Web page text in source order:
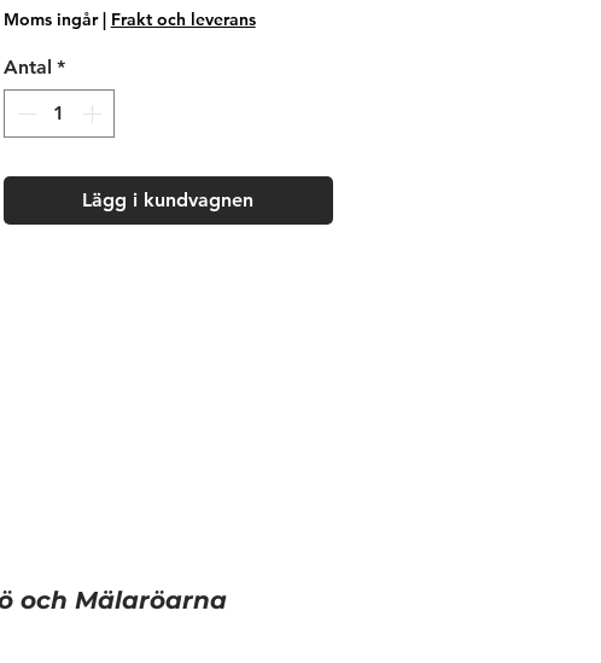
Moms ingår| Frakt och leverans
Antal *
Lägg i kundvagnen
och Mälaröarna